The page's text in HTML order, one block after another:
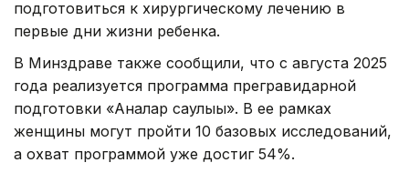
подготовиться к хирургическому лечению в
первые дни жизни ребенка.
В Минздраве также сообщили, что с августа 2025
года реализуется программа прегравидарной
подготовки «Аналар саулығы». В ее рамках
женщины могут пройти 10 базовых исследований,
а охват программой уже достиг 54%.